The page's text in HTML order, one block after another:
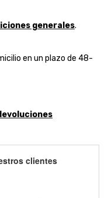
generales.
en un plazo de 48-
clientes